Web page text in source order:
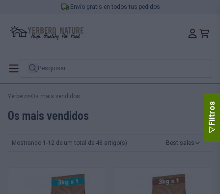
Envío gratis en todos tus pedidos
Yerbero>Os mais vendidos
Os mais vendidos
Mostrando 1-12 de um total de 48 artigo(s) Best sales
Filtros